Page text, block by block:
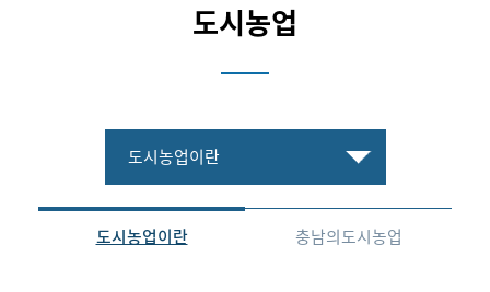
도시농업
도시농업이란
도시농업이란 충남의도시농업